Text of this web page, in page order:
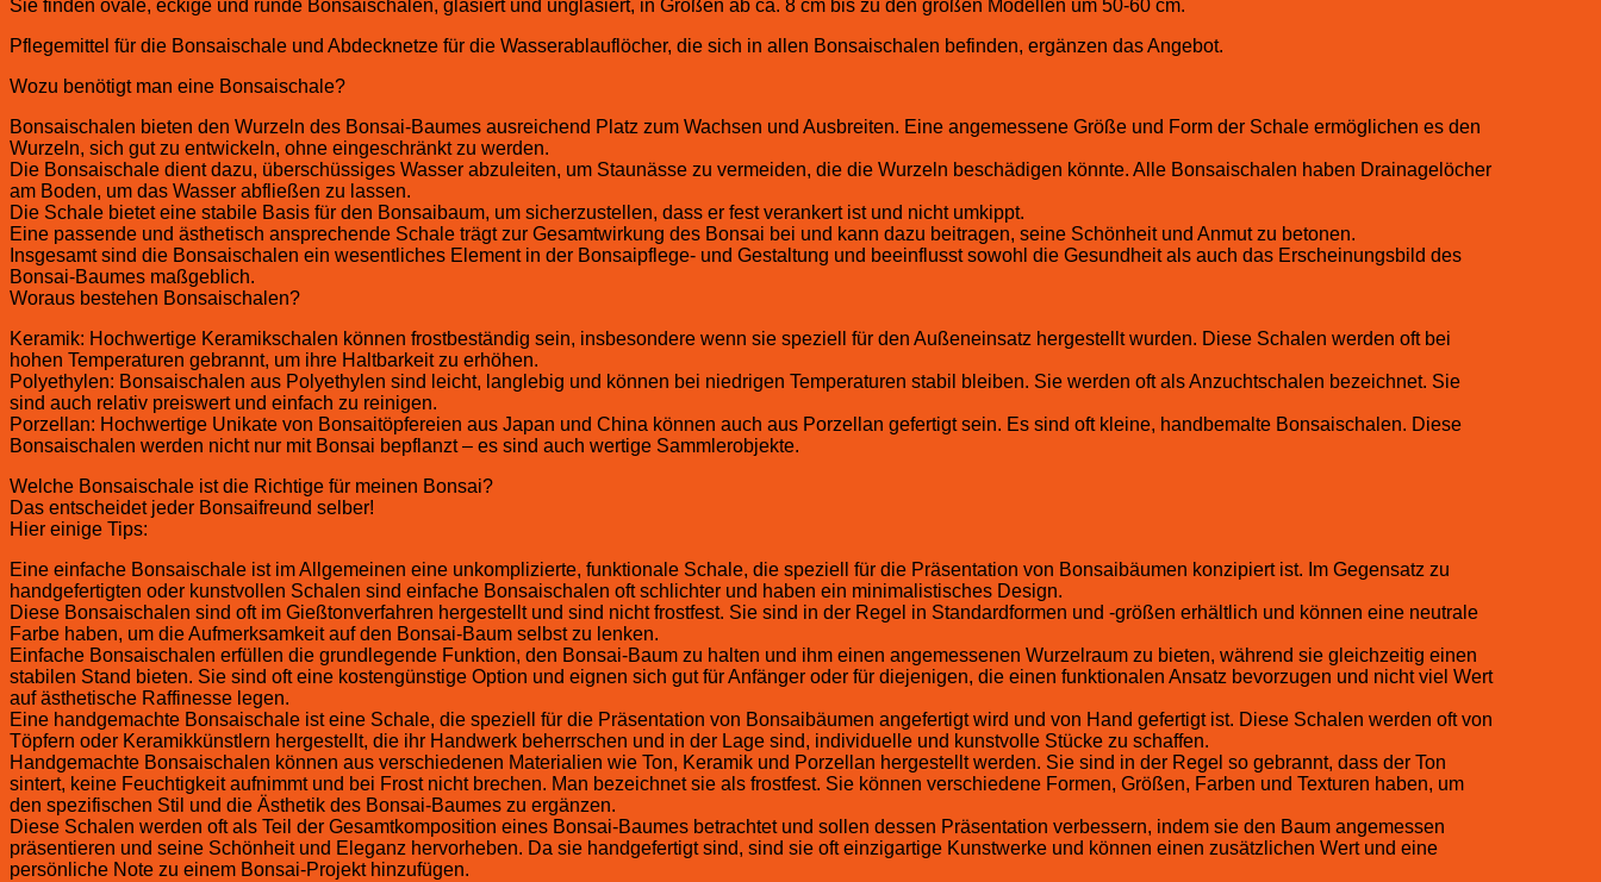
Sie finden ovale, eckige und runde Bonsaischalen, glasiert und unglasiert, in Größen ab ca. 8 cm bis zu den großen Modellen um 50-60 cm.
Pflegemittel für die Bonsaischale und Abdecknetze für die Wasserablauflöcher, die sich in allen Bonsaischalen befinden, ergänzen das Angebot.
Wozu benötigt man eine Bonsaischale?
Bonsaischalen bieten den Wurzeln des Bonsai-Baumes ausreichend Platz zum Wachsen und Ausbreiten. Eine angemessene Größe und Form der Schale ermöglichen es den
Wurzeln, sich gut zu entwickeln, ohne eingeschränkt zu werden.
Die Bonsaischale dient dazu, überschüssiges Wasser abzuleiten, um Staunässe zu vermeiden, die die Wurzeln beschädigen könnte. Alle Bonsaischalen haben Drainagelöcher
am Boden, um das Wasser abfließen zu lassen.
Die Schale bietet eine stabile Basis für den Bonsaibaum, um sicherzustellen, dass er fest verankert ist und nicht umkippt.
Eine passende und ästhetisch ansprechende Schale trägt zur Gesamtwirkung des Bonsai bei und kann dazu beitragen, seine Schönheit und Anmut zu betonen.
Insgesamt sind die Bonsaischalen ein wesentliches Element in der Bonsaipflege- und Gestaltung und beeinflusst sowohl die Gesundheit als auch das Erscheinungsbild des
Bonsai-Baumes maßgeblich.
Woraus bestehen Bonsaischalen?
Keramik: Hochwertige Keramikschalen können frostbeständig sein, insbesondere wenn sie speziell für den Außeneinsatz hergestellt wurden. Diese Schalen werden oft bei
hohen Temperaturen gebrannt, um ihre Haltbarkeit zu erhöhen.
Polyethylen: Bonsaischalen aus Polyethylen sind leicht, langlebig und können bei niedrigen Temperaturen stabil bleiben. Sie werden oft als Anzuchtschalen bezeichnet. Sie
sind auch relativ preiswert und einfach zu reinigen.
Porzellan: Hochwertige Unikate von Bonsaitöpfereien aus Japan und China können auch aus Porzellan gefertigt sein. Es sind oft kleine, handbemalte Bonsaischalen. Diese
Bonsaischalen werden nicht nur mit Bonsai bepflanzt – es sind auch wertige Sammlerobjekte.
Welche Bonsaischale ist die Richtige für meinen Bonsai?
Das entscheidet jeder Bonsaifreund selber!
Hier einige Tips:
Eine einfache Bonsaischale ist im Allgemeinen eine unkomplizierte, funktionale Schale, die speziell für die Präsentation von Bonsaibäumen konzipiert ist. Im Gegensatz zu
handgefertigten oder kunstvollen Schalen sind einfache Bonsaischalen oft schlichter und haben ein minimalistisches Design.
Diese Bonsaischalen sind oft im Gießtonverfahren hergestellt und sind nicht frostfest. Sie sind in der Regel in Standardformen und -größen erhältlich und können eine neutrale
Farbe haben, um die Aufmerksamkeit auf den Bonsai-Baum selbst zu lenken.
Einfache Bonsaischalen erfüllen die grundlegende Funktion, den Bonsai-Baum zu halten und ihm einen angemessenen Wurzelraum zu bieten, während sie gleichzeitig einen
stabilen Stand bieten. Sie sind oft eine kostengünstige Option und eignen sich gut für Anfänger oder für diejenigen, die einen funktionalen Ansatz bevorzugen und nicht viel Wert
auf ästhetische Raffinesse legen.
Eine handgemachte Bonsaischale ist eine Schale, die speziell für die Präsentation von Bonsaibäumen angefertigt wird und von Hand gefertigt ist. Diese Schalen werden oft von
Töpfern oder Keramikkünstlern hergestellt, die ihr Handwerk beherrschen und in der Lage sind, individuelle und kunstvolle Stücke zu schaffen.
Handgemachte Bonsaischalen können aus verschiedenen Materialien wie Ton, Keramik und Porzellan hergestellt werden. Sie sind in der Regel so gebrannt, dass der Ton
sintert, keine Feuchtigkeit aufnimmt und bei Frost nicht brechen. Man bezeichnet sie als frostfest. Sie können verschiedene Formen, Größen, Farben und Texturen haben, um
den spezifischen Stil und die Ästhetik des Bonsai-Baumes zu ergänzen.
Diese Schalen werden oft als Teil der Gesamtkomposition eines Bonsai-Baumes betrachtet und sollen dessen Präsentation verbessern, indem sie den Baum angemessen
präsentieren und seine Schönheit und Eleganz hervorheben. Da sie handgefertigt sind, sind sie oft einzigartige Kunstwerke und können einen zusätzlichen Wert und eine
persönliche Note zu einem Bonsai-Projekt hinzufügen.